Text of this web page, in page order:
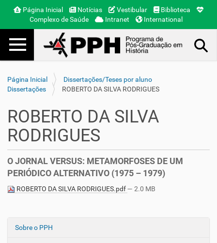
Página Inicial Notícias Vestibular
Biblioteca
Complexo de Saúde
Intranet International
Toggle navigation
Página Inicial
Dissertações/Teses por aluno
Dissertações
ROBERTO DA SILVA RODRIGUES
N
Sobre o PPH
ROBERTO DA SILVA
RODRIGUES
O JORNAL VERSUS: METAMORFOSES DE UM
PERIÓDICO ALTERNATIVO (1975 – 1979)
ROBERTO DA SILVA RODRIGUES.pdf— 2.0 MB